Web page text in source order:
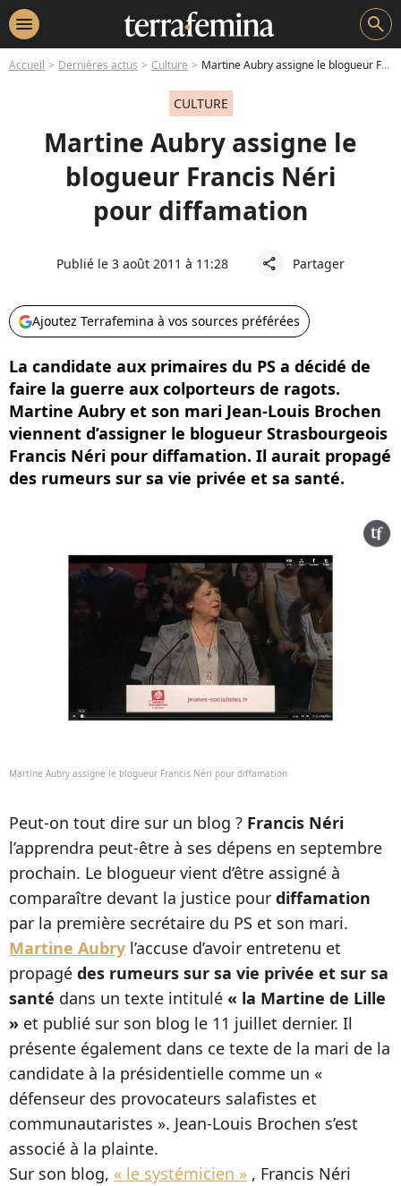
menu search
Accueil Dernières actus Culture Martine Aubry assigne le blogueur Francis Néri pour diffamation
CULTURE
Martine Aubry assigne le
blogueur Francis Néri
pour diffamation
Publié le 3 août 2011 à 11:28 share Partager
Ajoutez Terrafemina à vos sources préférées
La candidate aux primaires du PS a décidé de
faire la guerre aux colporteurs de ragots.
Martine Aubry et son mari Jean-Louis Brochen
viennent d’assigner le blogueur Strasbourgeois
Francis Néri pour diffamation. Il aurait propagé
des rumeurs sur sa vie privée et sa santé.
Martine Aubry assigne le blogueur Francis Néri pour diffamation
Peut-on tout dire sur un blog ? Francis Néri
l’apprendra peut-être à ses dépens en septembre
prochain. Le blogueur vient d’être assigné à
comparaître devant la justice pour diffamation
par la première secrétaire du PS et son mari.
Martine Aubry l’accuse d’avoir entretenu et
propagé des rumeurs sur sa vie privée et sur sa
santé dans un texte intitulé « la Martine de Lille
» et publié sur son blog le 11 juillet dernier. Il
présente également dans ce texte de la mari de la
candidate à la présidentielle comme un «
défenseur des provocateurs salafistes et
communautaristes ». Jean-Louis Brochen s’est
associé à la plainte.
Sur son blog, « le systémicien » , Francis Néri